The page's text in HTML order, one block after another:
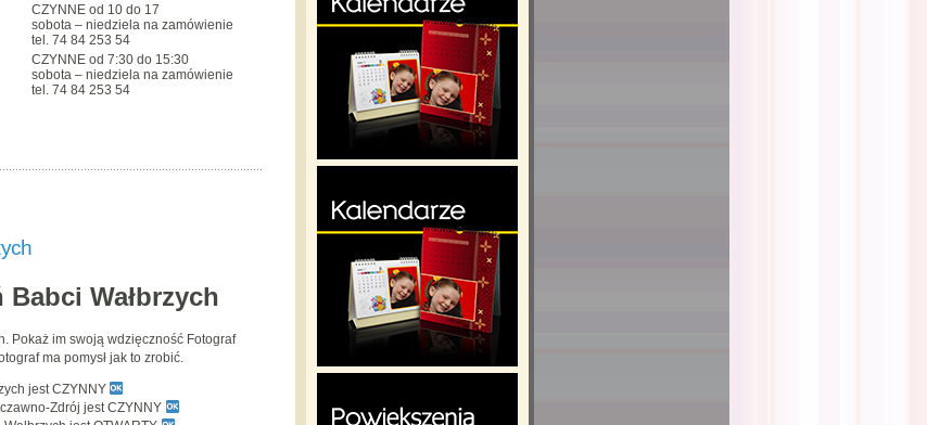
CZYNNE od 10 do 17
sobota – niedziela na zamówienie
tel. 74 84 253 54
CZYNNE od 7:30 do 15:30
sobota – niedziela na zamówienie
tel. 74 84 253 54
Wałbrzych
Pokaż im swoją wdzięczność Fotograf
ma pomysł jak to zrobić.
jest CZYNNY
Zdrój jest CZYNNY